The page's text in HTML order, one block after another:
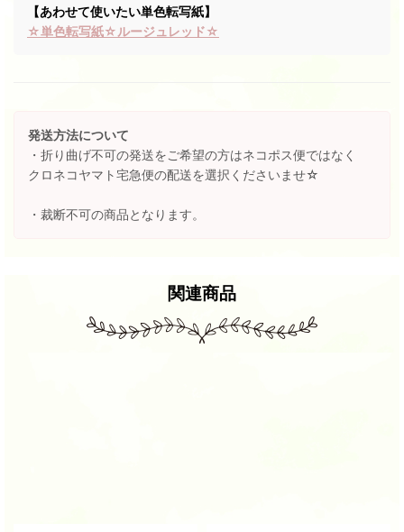
【あわせて使いたい単色転写紙】
☆単色転写紙☆ルージュレッド☆
発送方法について
・折り曲げ不可の発送をご希望の方はネコポス便ではなく
クロネコヤマト宅急便の配送を選択くださいませ☆
・裁断不可の商品となります。
関連商品